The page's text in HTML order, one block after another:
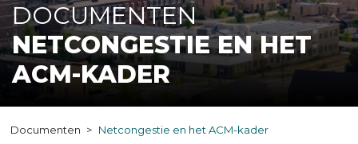
DOCUMENTEN
NETCONGESTIE EN HET
ACM-KADER
Documenten Netcongestie en het ACM-kader